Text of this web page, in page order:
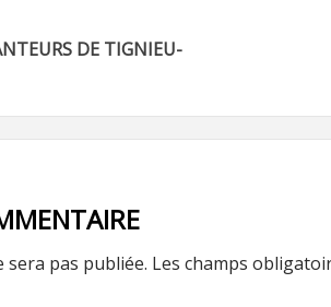
DE TIGNIEU-
sera pas publiée. Les champs